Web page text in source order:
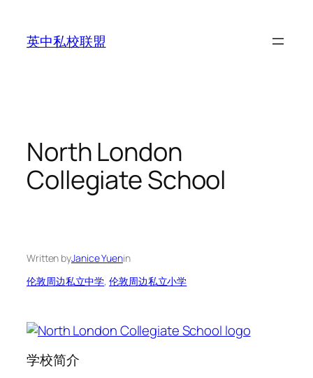
content
英中私校联盟
North London
Collegiate School
Written byJanice Yuenin
伦敦周边私立中学, 伦敦周边私立小学
学校简介